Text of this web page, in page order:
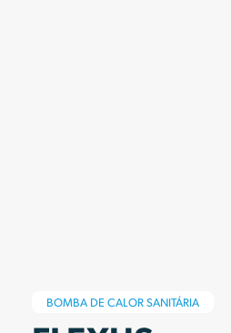
BOMBA DE CALOR SANITÁRIA
NOVAS FUNCIONALIDADES